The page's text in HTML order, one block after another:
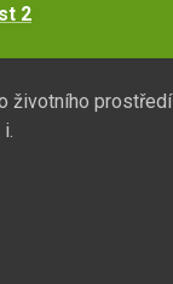
2
životního prostředí
i.